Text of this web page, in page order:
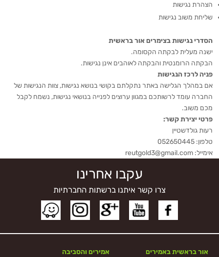
הצהרת נגישות
שליחת משוב נגישות
הסדרי נגישות בצימרים אור בראשית
ישנה מעלית לבקתה הקסומה.
הבקתה הרומנטית והבקתה לאוהבים אינן נגישות.
פניה לרכז הנגישות
אם במהלך הגלישה באתר נתקלתם בקושי בנושא נגישות, צוות הנגישות של
החברה עומד לרשותכם במגוון ערוצים לפנייה בנושאי נגישות, נשמח לקבל
מכם משוב.
פרטי יצירת קשר:
רעות גולדשטיין
טלפון: 052650445
אימייל:reutgold3@gmail.com
עקבו אחרינו
צרו קשר איתנו ברשתות החברתיות
אור בראשית באמירים
אמירים והסביבה